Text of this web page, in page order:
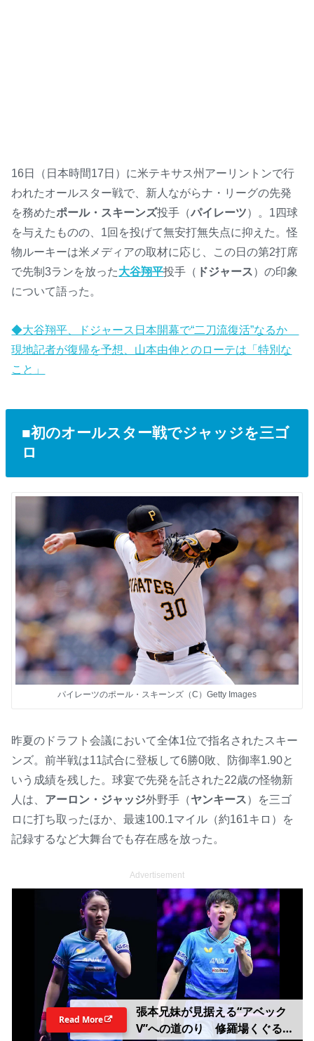
16日（日本時間17日）に米テキサス州アーリントンで行
われたオールスター戦で、新人ながらナ・リーグの先発
を務めたポール・スキーンズ投手（パイレーツ）。1四球
を与えたものの、1回を投げて無安打無失点に抑えた。怪
物ルーキーは米メディアの取材に応じ、この日の第2打席
で先制3ランを放った大谷翔平投手（ ドジャース）の印象
について語った。
◆大谷翔平、ドジャース日本開幕で“二刀流復活”なるか
現地記者が復帰を予想、山本由伸とのローテは「特別な
こと」
■初のオールスター戦でジャッジを三ゴ
ロ
パイレーツのポール・スキーンズ（C）Getty Images
昨夏のドラフト会議において全体1位で指名されたスキー
ンズ。前半戦は11試合に登板して6勝0敗、防御率1.90と
いう成績を残した。球宴で先発を託された22歳の怪物新
人は、 アーロン・ジャッジ外野手（ヤンキース）を三ゴ
ロに打ち取ったほか、最速100.1マイル（約161キロ）を
記録するなど大舞台でも存在感を放った。
Advertisement
張本兄妹が見据える“アベック
V”への道のり 修羅場くぐる美
Read More